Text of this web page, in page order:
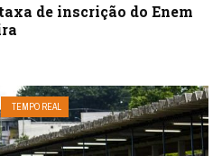
de inscrição do Enem
TEMPO REAL